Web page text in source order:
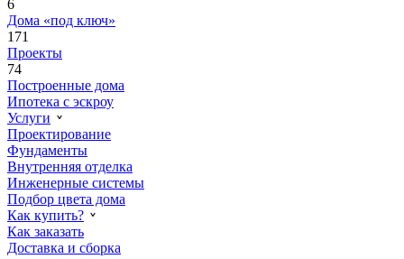
6
Дома «под ключ»
171
Проекты
74
Построенные дома
Ипотека с эскроу
Услуги
Проектирование
Фундаменты
Внутренняя отделка
Инженерные системы
Подбор цвета дома
Как купить?
Как заказать
Доставка и сборка